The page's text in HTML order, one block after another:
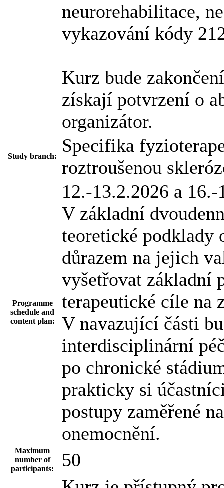
neurorehabilitace,
vykazování kódy
Kurz bude
získají potvrzení o
organizátor.
Study branch:
Specifika
roztroušenou
Programme
schedule and
content plan:
12.-13.2.2026 a 16.-
V základní
teoretické podklady
důrazem na jejich
vyšetřovat základní
terapeutické cíle na
V navazující části
interdisciplinární
po chronické
prakticky si
postupy zaměřené
onemocnění.
Maximum
number of
participants:
50